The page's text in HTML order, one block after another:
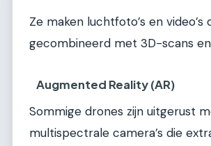
Ze maken luchtfoto’s en video’s
gecombineerd met 3D-scans
Augmented Reality (AR)
Sommige drones zijn uitgerust
multispectrale camera’s die